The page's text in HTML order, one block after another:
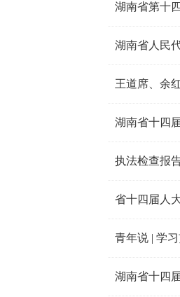
湖南省第十
王道席、余
湖南省十四
执法检查报
青年说 | 学
湖南省十四